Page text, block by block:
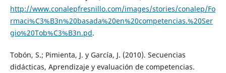
http://www.conalepfresnillo.com/images/stories/conalep/Fo
rmaci%C3%B3n%20basada%20en%20competencias.%20Ser
gio%20Tob%C3%B3n.pd.
Tobón, S.; Pimienta, J. y García, J. (2010). Secuencias
didácticas, Aprendizaje y evaluación de competencias.